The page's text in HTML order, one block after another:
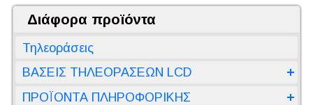
Διάφορα προϊόντα
Τηλεοράσεις
ΒΑΣΕΙΣ ΤΗΛΕΟΡΑΣΕΩΝ LCD
ΠΡΟΪΟΝΤΑ ΠΛΗΡΟΦΟΡΙΚΗΣ